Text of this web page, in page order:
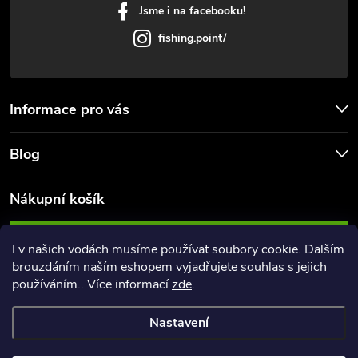
I v našich vodách musíme používat soubory cookie. Dalším
brouzdáním naším eshopem vyjadřujete souhlas s jejich
používáním.. Více informacízde.
Nastavení
Jsme i na facebooku!
fishing.point/
Informace pro vás
Blog
Nákupní košík
0 KČ